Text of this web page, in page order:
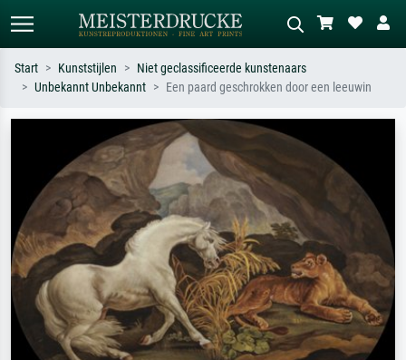
Zoek op kunstenaar, titel of stijl – bijv.
Monet, Sterrennacht, impressionisme,
Hokusai-golf, naakt.
Beschrijf de scène – bijv. groene
weide, abstract met veel rood, donker
olieverfschilderij, staand naakt naast
een boom.
Start Kunststijlen
Niet geclassificeerde kunstenaars
Unbekannt Unbekannt
Een paard geschrokken door een leeuwin